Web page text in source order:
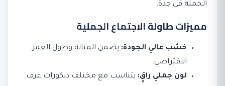
الجملة في جدة.
مميزات طاولة الاجتماع الجملية
خشب عالي الجودة: يضمن المتانة وطول العمر
الافتراضي.
لون جملي راقٍ: يتناسب مع مختلف ديكورات غرف